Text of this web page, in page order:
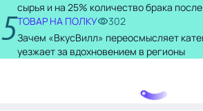
сырья и на 25% количество брака
5ТОВАР НА ПОЛКУ
302
Зачем «ВкусВилл» переосмысляет
уезжает за вдохновением в регионы